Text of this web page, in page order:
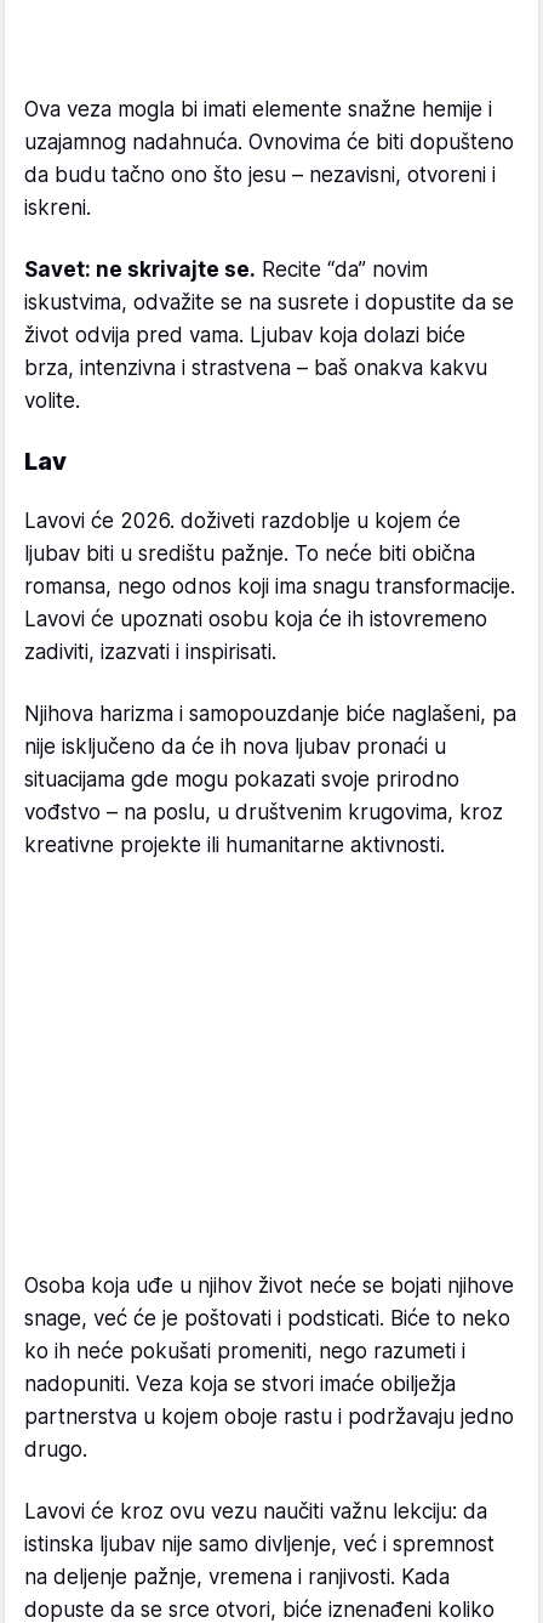
Ova veza mogla bi imati elemente snažne hemije i
uzajamnog nadahnuća. Ovnovima će biti dopušteno
da budu tačno ono što jesu – nezavisni, otvoreni i
iskreni.
Savet: ne skrivajte se. Recite “da” novim
iskustvima, odvažite se na susrete i dopustite da se
život odvija pred vama. Ljubav koja dolazi biće
brza, intenzivna i strastvena – baš onakva kakvu
volite.
Lav
Lavovi će 2026. doživeti razdoblje u kojem će
ljubav biti u središtu pažnje. To neće biti obična
romansa, nego odnos koji ima snagu transformacije.
Lavovi će upoznati osobu koja će ih istovremeno
zadiviti, izazvati i inspirisati.
Njihova harizma i samopouzdanje biće naglašeni, pa
nije isključeno da će ih nova ljubav pronaći u
situacijama gde mogu pokazati svoje prirodno
vođstvo – na poslu, u društvenim krugovima, kroz
kreativne projekte ili humanitarne aktivnosti.
Osoba koja uđe u njihov život neće se bojati njihove
snage, već će je poštovati i podsticati. Biće to neko
ko ih neće pokušati promeniti, nego razumeti i
nadopuniti. Veza koja se stvori imaće obilježja
partnerstva u kojem oboje rastu i podržavaju jedno
drugo.
Lavovi će kroz ovu vezu naučiti važnu lekciju: da
istinska ljubav nije samo divljenje, već i spremnost
na deljenje pažnje, vremena i ranjivosti. Kada
dopuste da se srce otvori, biće iznenađeni koliko